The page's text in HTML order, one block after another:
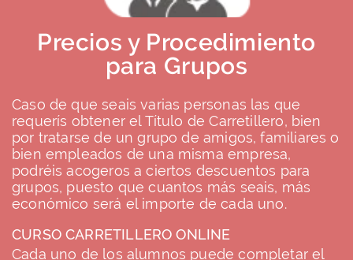
Precios y Procedimiento
para Grupos
Caso de que seais varias personas las que
requerís obtener el Título de Carretillero, bien
por tratarse de un grupo de amigos, familiares o
bien empleados de una misma empresa,
podréis acogeros a ciertos descuentos para
grupos, puesto que cuantos más seais, más
económico será el importe de cada uno.
CURSO CARRETILLERO ONLINE
Cada uno de los alumnos puede completar el